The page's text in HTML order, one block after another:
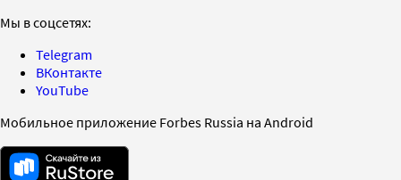
Мы в соцсетях:
Telegram
ВКонтакте
YouTube
Мобильное приложение Forbes Russia на Android